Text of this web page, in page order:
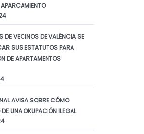
DE VECINOS DE VALÈNCIA SE
SUS ESTATUTOS PARA
DE APARTAMENTOS
AVISA SOBRE CÓMO
UNA OKUPACIÓN ILEGAL